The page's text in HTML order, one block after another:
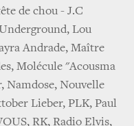
de chou - J.C
Lou
Andrade, Maître
Molécule "Acousma
Namdose, Nouvelle
Lieber, PLK, Paul
RK, Radio Elvis,